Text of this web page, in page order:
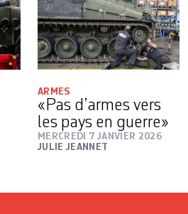
ARMES
«Pas d’armes vers
les pays en guerre»
MERCREDI 7 JANVIER 2026
JULIE JEANNET